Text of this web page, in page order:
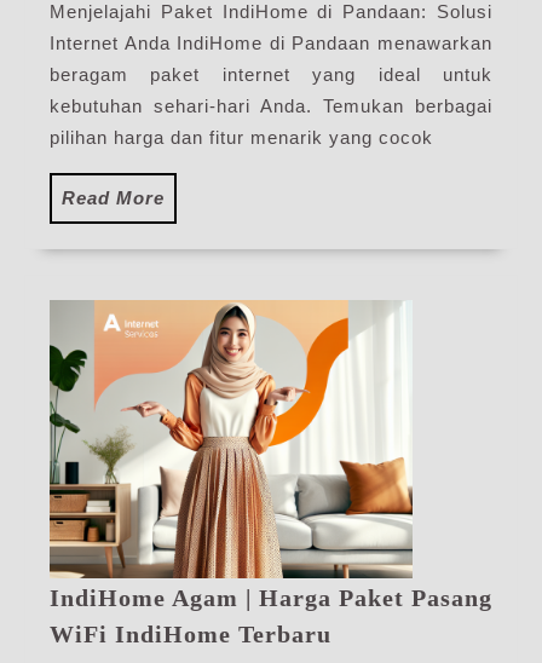
IndiHome
Terdekat
Menjelajahi Paket IndiHome di Pandaan: Solusi
Internet Anda IndiHome di Pandaan menawarkan
beragam paket internet yang ideal untuk
kebutuhan sehari-hari Anda. Temukan berbagai
pilihan harga dan fitur menarik yang cocok
Read More
More
IndiHome Agam | Harga Paket Pasang
WiFi IndiHome Terbaru